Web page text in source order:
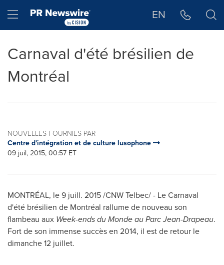
Hamburger menu EN
Carnaval d'été brésilien de
Montréal
NOUVELLES FOURNIES PAR
Centre d'intégration et de culture lusophone
09 juil, 2015, 00:57 ET
MONTRÉAL, le 9 juill. 2015 /CNW Telbec/ - Le Carnaval
d'été brésilien de Montréal rallume de nouveau son
flambeau aux Week-ends du Monde auParc Jean-Drapeau.
Fort de son immense succès en 2014, il est de retour le
dimanche 12 juillet.